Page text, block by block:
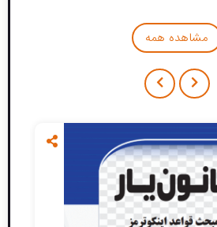
مشاهده همه